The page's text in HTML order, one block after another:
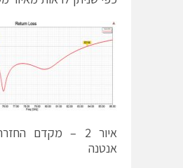
איור 2 – מקדם
אנטנה